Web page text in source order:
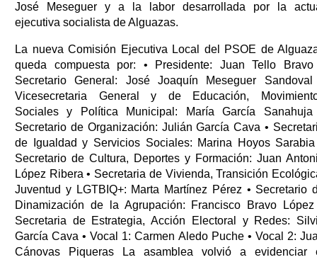
José Meseguer y a la labor desarrollada por la
ejecutiva socialista de Alguazas.
La nueva Comisión Ejecutiva Local del PSOE de
queda compuesta por: • Presidente: Juan Tello Bravo
Secretario General: José Joaquín Meseguer Sandoval
Vicesecretaria General y de Educación,
Sociales y Política Municipal: María García Sanahuja
Secretario de Organización: Julián García Cava •
de Igualdad y Servicios Sociales: Marina Hoyos Sarabia
Secretario de Cultura, Deportes y Formación: Juan
López Ribera • Secretaria de Vivienda, Transición
Juventud y LGTBIQ+: Marta Martínez Pérez • Secretario
Dinamización de la Agrupación: Francisco Bravo López
Secretaria de Estrategia, Acción Electoral y Redes:
García Cava • Vocal 1: Carmen Aledo Puche • Vocal 2:
Cánovas Piqueras La asamblea volvió a evidenciar